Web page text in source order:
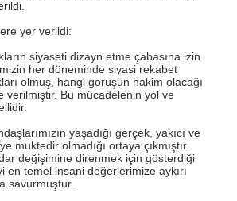
yer verildi:
siyaseti dizayn etme çabasına izin
her döneminde siyasi rekabet
olmuş, hangi görüşün hakim olacağı
verilmiştir. Bu mücadelenin yol ve
yaşadığı gerçek, yakıcı ve
muktedir olmadığı ortaya çıkmıştır.
değişimine direnmek için gösterdiği
en temel insani değerlerimize aykırı
savurmuştur.